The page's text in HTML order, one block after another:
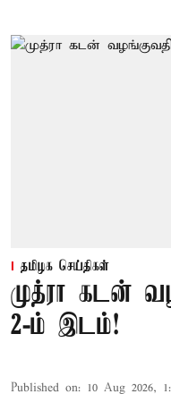
தமிழக செய்திகள்
முத்ரா கடன்
2-ம் இடம்!
Published on: 10 Aug 2026,